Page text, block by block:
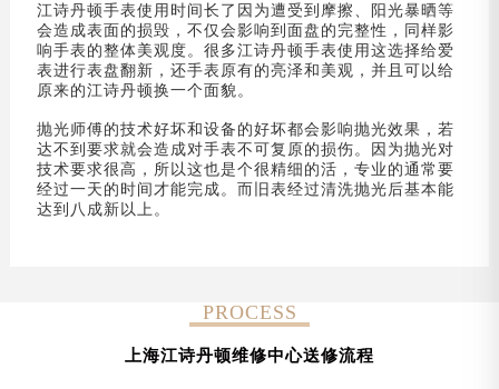
江诗丹顿手表使用时间长了因为遭受到摩擦、阳光暴晒等
会造成表面的损毁，不仅会影响到面盘的完整性，同样影
响手表的整体美观度。很多江诗丹顿手表使用这选择给爱
表进行表盘翻新，还手表原有的亮泽和美观，并且可以给
原来的江诗丹顿换一个面貌。
抛光师傅的技术好坏和设备的好坏都会影响抛光效果，若
达不到要求就会造成对手表不可复原的损伤。因为抛光对
技术要求很高，所以这也是个很精细的活，专业的通常要
经过一天的时间才能完成。而旧表经过清洗抛光后基本能
达到八成新以上。
PROCESS
上海江诗丹顿维修中心送修流程